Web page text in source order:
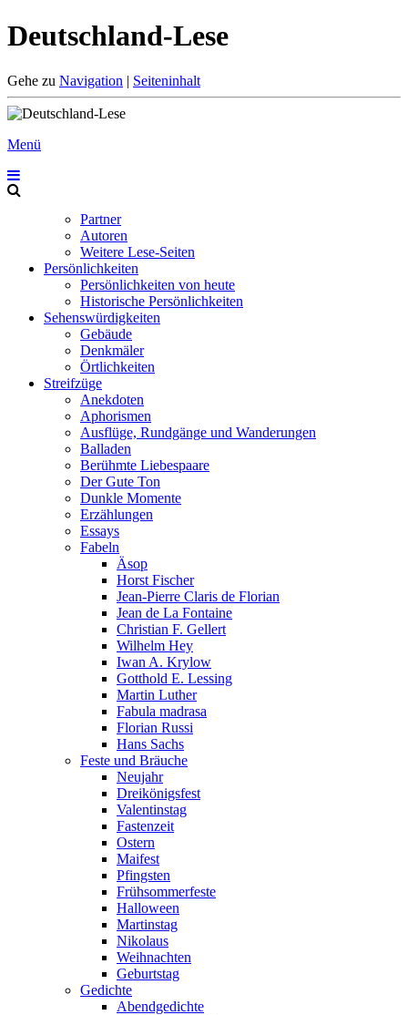
Deutschland-Lese
Gehe zu Navigation | Seiteninhalt
Menü
Partner
Autoren
Weitere Lese-Seiten
Persönlichkeiten
Persönlichkeiten von heute
Historische Persönlichkeiten
Sehenswürdigkeiten
Gebäude
Denkmäler
Örtlichkeiten
Streifzüge
Anekdoten
Aphorismen
Ausflüge, Rundgänge und Wanderungen
Balladen
Berühmte Liebespaare
Der Gute Ton
Dunkle Momente
Erzählungen
Essays
Fabeln
Äsop
Horst Fischer
Jean-Pierre Claris de Florian
Jean de La Fontaine
Christian F. Gellert
Wilhelm Hey
Iwan A. Krylow
Gotthold E. Lessing
Martin Luther
Fabula madrasa
Florian Russi
Hans Sachs
Feste und Bräuche
Neujahr
Dreikönigsfest
Valentinstag
Fastenzeit
Ostern
Maifest
Pfingsten
Frühsommerfeste
Halloween
Martinstag
Nikolaus
Weihnachten
Geburtstag
Gedichte
Abendgedichte